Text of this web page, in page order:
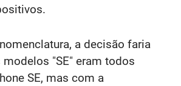
a decisão faria
"SE" eram todos
SE, mas com a